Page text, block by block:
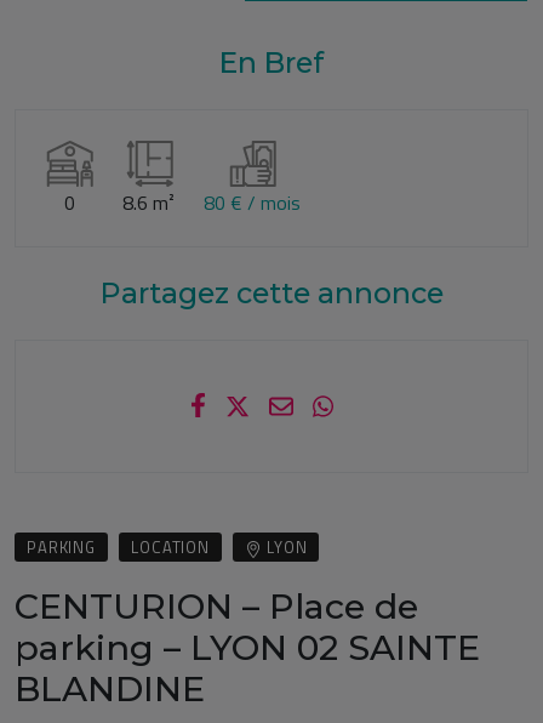
PARKING LOCATION LYON
CENTURION – Place de
parking – LYON 02 SAINTE
BLANDINE
En Bref
0 8.6 m² 80 € / mois
Partagez cette annonce